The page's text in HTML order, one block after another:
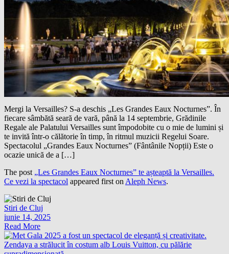
Mergi la Versailles? S-a deschis „Les Grandes Eaux Nocturnes”. În
fiecare sâmbătă seară de vară, până la 14 septembrie, Grădinile
Regale ale Palatului Versailles sunt împodobite cu o mie de lumini și
te invită într-o călătorie în timp, în ritmul muzicii Regelui Soare.
Spectacolul „Grandes Eaux Nocturnes” (Fântânile Nopții) Este o
ocazie unică de a […]
The post „Les Grandes Eaux Nocturnes” te așteaptă la Versailles.
Ce vezi la spectacol appeared first on Aleph News.
Stiri de Cluj
iunie 14, 2025
Read More